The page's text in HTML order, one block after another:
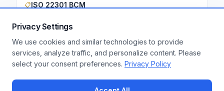
Privacy Settings
We use cookies and similar technologies to provide
services, analyze traffic, and personalize content. Please
select your consent preferences. Privacy Policy
📋ISO 22301 BCM
Want to apply these insights to your
enterprise?
Get a Free Assessment